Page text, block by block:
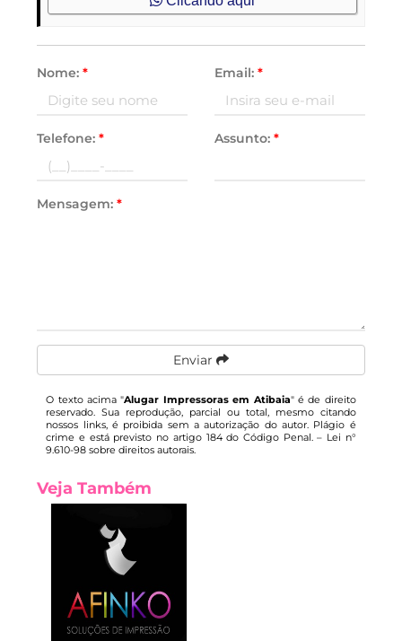
Nome:* Email: *
Telefone:* Assunto: *
Mensagem:*
Enviar
O texto acima "Alugar Impressoras em Atibaia" é de direito
reservado. Sua reprodução, parcial ou total, mesmo citando
nossos links, é proibida sem a autorização do autor. Plágio é
crime e está previsto no artigo 184 do Código Penal. – Lei n°
9.610-98 sobre direitos autorais.
Veja Também